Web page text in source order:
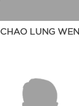
CHAO LUNG WEN